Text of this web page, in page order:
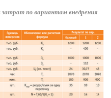
по вариантам внедрения